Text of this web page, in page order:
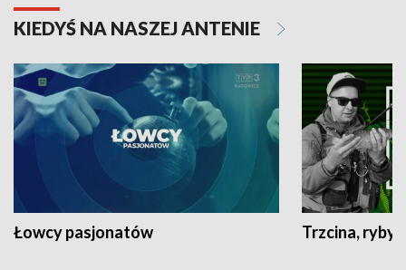
KIEDYŚ NA NASZEJ ANTENIE
Łowcy pasjonatów Trzcina, ryby